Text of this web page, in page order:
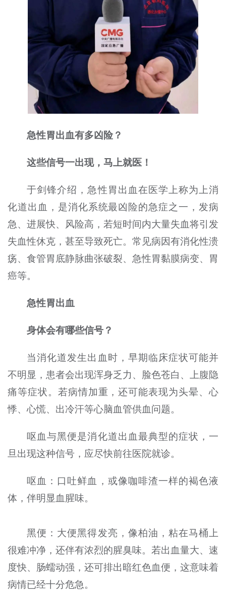
急性胃出血有多凶险？
这些信号一出现，马上就医！
于剑锋介绍，急性胃出血在医学上称为上消
化道出血，是消化系统最凶险的急症之一，发病
急、进展快、风险高，若短时间内大量失血将引发
失血性休克，甚至导致死亡。常见病因有消化性溃
疡、食管胃底静脉曲张破裂、急性胃黏膜病变、胃
癌等。
急性胃出血
身体会有哪些信号？
当消化道发生出血时，早期临床症状可能并
不明显，患者会出现浑身乏力、脸色苍白、上腹隐
痛等症状。若病情加重，还可能表现为头晕、心
悸、心慌、出冷汗等心脑血管供血问题。
呕血与黑便是消化道出血最典型的症状，一
旦出现这种信号，应尽快前往医院就诊。
呕血：口吐鲜血，或像咖啡渣一样的褐色液
体，伴明显血腥味。
黑便：大便黑得发亮，像柏油，粘在马桶上
很难冲净，还伴有浓烈的腥臭味。若出血量大、速
度快、肠蠕动强，还可排出暗红色血便，这意味着
病情已经十分危急。